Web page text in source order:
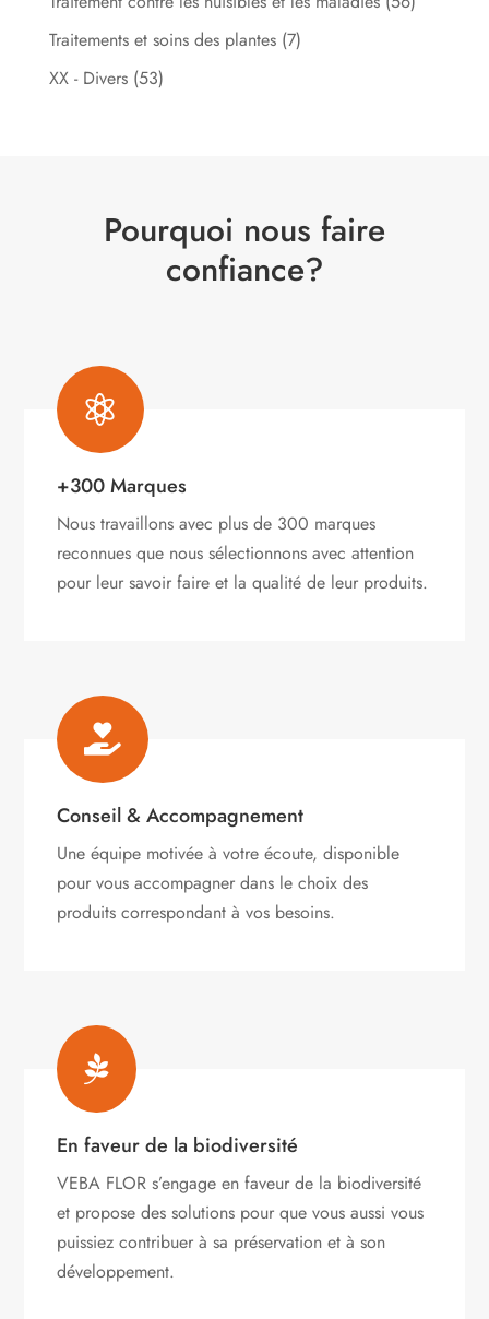
Traitements et soins des plantes (7)
XX - Divers (53)
Pourquoi nous faire
confiance?

+300 Marques
Nous travaillons avec plus de 300 marques
reconnues que nous sélectionnons avec attention
pour leur savoir faire et la qualité de leur produits.

Conseil & Accompagnement
Une équipe motivée à votre écoute, disponible
pour vous accompagner dans le choix des
produits correspondant à vos besoins.

En faveur de la biodiversité
VEBA FLOR s’engageen faveur de la biodiversité
et propose des solutions pour que vous aussi vous
puissiez contribuer à sa préservation et à son
développement.